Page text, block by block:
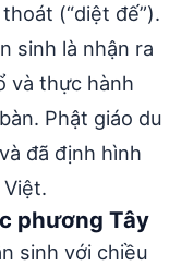
(“diệt đế”).
sinh là nhận ra
và thực hành
Phật giáo du
đã định hình
phương Tây
sinh với chiều